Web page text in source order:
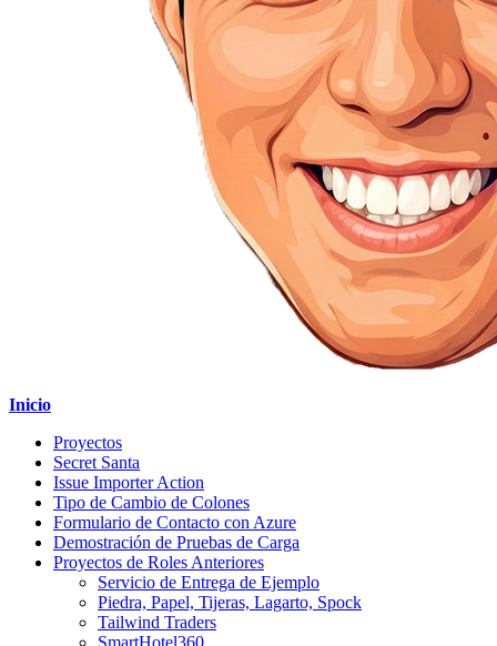
Inicio
Proyectos
Secret Santa
Issue Importer Action
Tipo de Cambio de Colones
Formulario de Contacto con Azure
Demostración de Pruebas de Carga
Proyectos de Roles Anteriores
Servicio de Entrega de Ejemplo
Piedra, Papel, Tijeras, Lagarto, Spock
Tailwind Traders
SmartHotel360